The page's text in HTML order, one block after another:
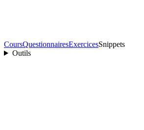
CoursQuestionnairesExercicesSnippets
Outils